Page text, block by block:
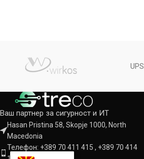
UPS
Ваш партнер за сигурност и ИТ
Hasan Pristina 58, Skopje 1000, North
Macedonia
Телефон: +389 70 411 415 , +389 70 414